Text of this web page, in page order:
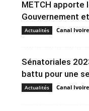
METCH apporte
Gouvernement
Actualités Canal Ivoire
Sénatoriales
battu pour une
Actualités Canal Ivoire